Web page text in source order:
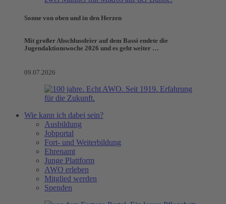
Sonne von oben und in den Herzen
Mit großer Abschlussfeier auf dem Bassi endete die
Jugendaktionswoche 2026 und es geht weiter …
09.07.2026
Wie kann ich dabei sein?
Ausbildung
Jobportal
Fort- und Weiterbildung
Ehrenamt
Junge Plattform
AWO erleben
Mitglied werden
Spenden